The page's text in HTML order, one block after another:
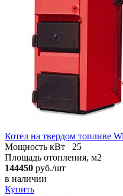
Котел на твердом топливе
Мощность кВт
25
Площадь отопления, м2
144450 руб./шт
в наличии
Купить